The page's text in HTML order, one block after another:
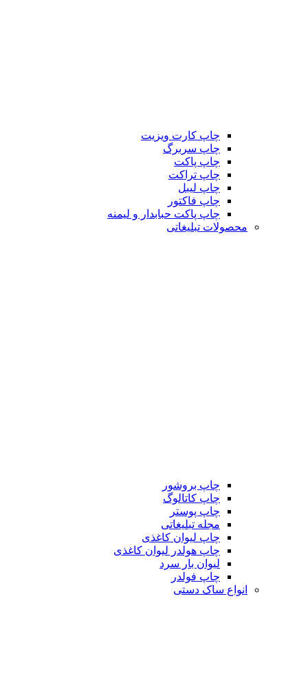
چاپ کارت ویزیت
چاپ سربرگ
چاپ پاکت
چاپ تراکت
چاپ لیبل
چاپ فاکتور
چاپ پاکت حبابدار و لیمنه
محصولات تبلیغاتی
چاپ بروشور
چاپ کاتالوگ
چاپ پوستر
مجله تبلیغاتی
چاپ لیوان کاغذی
چاپ هولدر لیوان کاغذی
لیوان بار سرد
چاپ فولدر
انواع ساک دستی